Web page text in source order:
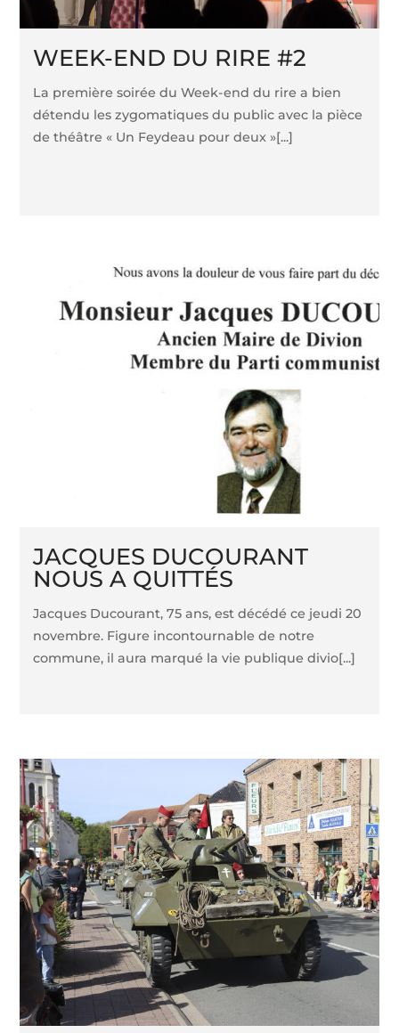
WEEK-END DU RIRE #2
La première soirée du Week-end du rire a bien
détendu les zygomatiques du public avec la pièce
de théâtre « Un Feydeau pour deux »[...]
JACQUES DUCOURANT
NOUS A QUITTÉS
Jacques Ducourant, 75 ans, est décédé ce jeudi 20
novembre. Figure incontournable de notre
commune, il aura marqué la vie publique divio[...]